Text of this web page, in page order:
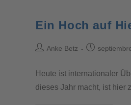
Ein Hoch auf
Anke Betz
Heute ist internationaler
dieses Jahr macht, ist hier